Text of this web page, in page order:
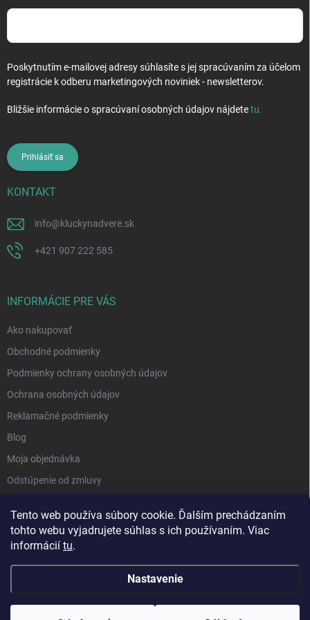
Tento web používa súbory cookie. Ďalším prechádzaním
tohto webu vyjadrujete súhlas s ich používaním. Viac
informácií tu.
Nastavenie
Poskytnutím e-mailovej adresy súhlasíte s jej spracúvaním za účelom
registrácie k odberu marketingových noviniek - newsletterov.
Bližšie informácie o spracúvaní osobných údajov nájdetetu.
Prihlásiť sa
KONTAKT
info@kluckynadvere.sk
+421 907 222 585
INFORMÁCIE PRE VÁS
Ako nakupovať
Obchodné podmienky
Podmienky ochrany osobných údajov
Ochrana osobných údajov
Reklamačné podmienky
Blog
Moja objednávka
Odstúpenie od zmluvy
Copyright 2026Kluckynadvere.sk. Všetky práva vyhradené.Upraviť